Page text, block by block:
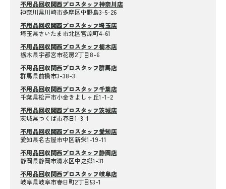
不用品回収関西プロスタッフ神奈川店
神奈川県川崎市多摩区中野島3-5-26
不用品回収関西プロスタッフ埼玉店
埼玉県さいたま市北区宮原町4-61
不用品回収関西プロスタッフ栃木店
栃木県宇都宮市花房2丁目8-6
不用品回収関西プロスタッフ群馬店
群馬県前橋市3-38-3
不用品回収関西プロスタッフ千葉店
千葉県松戸市小金きよしヶ丘1-1-2
不用品回収関西プロスタッフ茨城店
茨城県つくば市春日1-3-1
不用品回収関西プロスタッフ愛知店
愛知県名古屋市中区新栄1-19-11
不用品回収関西プロスタッフ静岡店
静岡県静岡市清水区中之郷1-31
不用品回収関西プロスタッフ岐阜店
岐阜県岐阜市春日町2丁目53-1